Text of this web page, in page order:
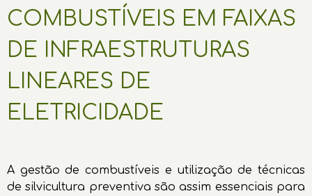
COMBUSTÍVEIS EM FAIXAS
DE INFRAESTRUTURAS
LINEARES DE
ELETRICIDADE
A gestão de combustíveis e utilização de técnicas
de silvicultura preventiva são assim essenciais para